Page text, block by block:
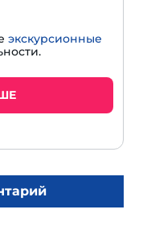
экскурсионные